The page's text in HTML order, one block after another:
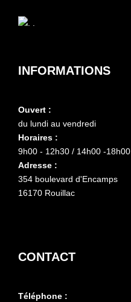
INFORMATIONS
Ouvert :
du lundi au vendredi
Horaires :
9h00 - 12h30 / 14h00 -18h00
Adresse :
354 boulevard d'Encamps
16170 Rouillac
CONTACT
Téléphone :